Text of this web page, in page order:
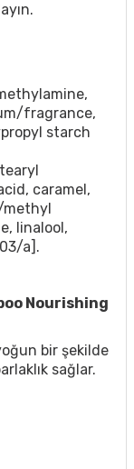
fragrance,
starch
caramel,
methyl
linalool,
a].
Nourishing
bir şekilde
sağlar.